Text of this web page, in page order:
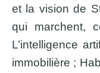
et la vision de
qui marchent,
L’intelligence
immobilière ;